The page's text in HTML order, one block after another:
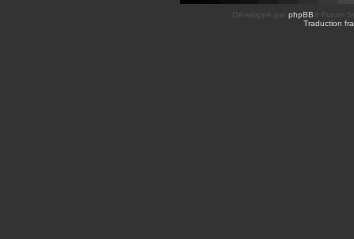
Développé par phpBB ® Forum
Traduction